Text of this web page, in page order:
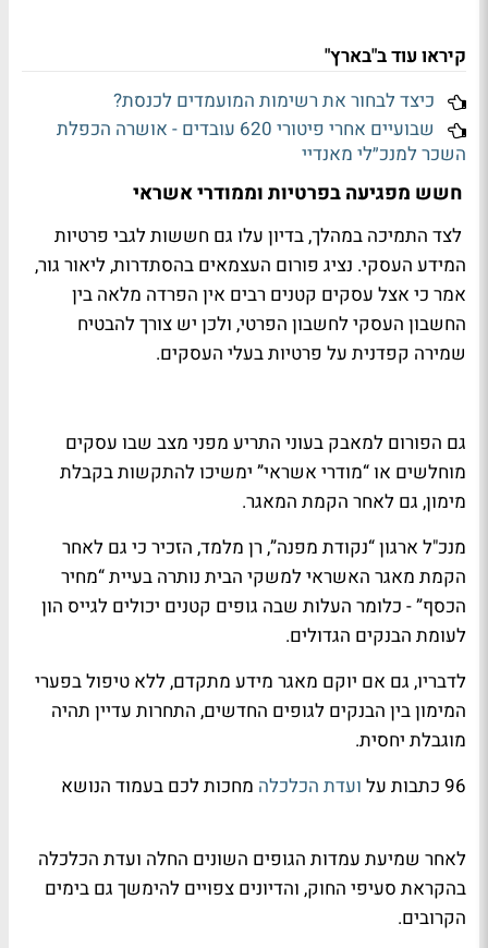
קיראו עוד ב"בארץ"
כיצד לבחור את רשימות המועמדים לכנסת?
שבועיים אחרי פיטורי 620 עובדים - אושרה הכפלת
השכר למנכ״לי מאנדיי
חשש מפגיעה בפרטיות וממודרי אשראי
לצד התמיכה במהלך, בדיון עלו גם חששות לגבי פרטיות
המידע העסקי. נציג פורום העצמאים בהסתדרות, ליאור גור,
אמר כי אצל עסקים קטנים רבים אין הפרדה מלאה בין
החשבון העסקי לחשבון הפרטי, ולכן יש צורך להבטיח
שמירה קפדנית על פרטיות בעלי העסקים.
גם הפורום למאבק בעוני התריע מפני מצב שבו עסקים
מוחלשים או “מודרי אשראי” ימשיכו להתקשות בקבלת
מימון, גם לאחר הקמת המאגר.
מנכ"ל ארגון “נקודת מפנה”, רן מלמד, הזכיר כי גם לאחר
הקמת מאגר האשראי למשקי הבית נותרה בעיית “מחיר
הכסף” - כלומר העלות שבה גופים קטנים יכולים לגייס הון
לעומת הבנקים הגדולים.
לדבריו, גם אם יוקם מאגר מידע מתקדם, ללא טיפול בפערי
המימון בין הבנקים לגופים החדשים, התחרות עדיין תהיה
מוגבלת יחסית.
96 כתבות על
ועדת הכלכלה מחכות לכם בעמוד הנושא
לאחר שמיעת עמדות הגופים השונים החלה ועדת הכלכלה
בהקראת סעיפי החוק, והדיונים צפויים להימשך גם בימים
הקרובים.